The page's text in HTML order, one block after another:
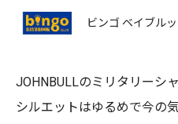
ビンゴ ベイブル
JOHNBULLのミリタリーシャ
シルエットはゆるめで今の気